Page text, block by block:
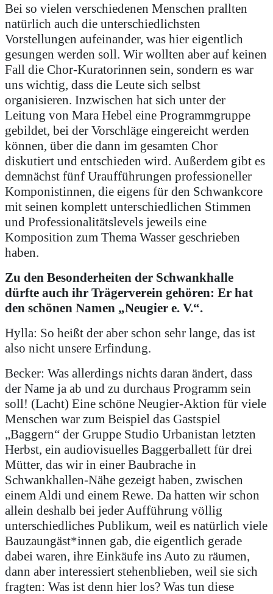
Bei so vielen verschiedenen Menschen prallten
natürlich auch die unterschiedlichsten
Vorstellungen aufeinander, was hier eigentlich
gesungen werden soll. Wir wollten aber auf keinen
Fall die Chor-Kuratorinnen sein, sondern es war
uns wichtig, dass die Leute sich selbst
organisieren. Inzwischen hat sich unter der
Leitung von Mara Hebel eine Programmgruppe
gebildet, bei der Vorschläge eingereicht werden
können, über die dann im gesamten Chor
diskutiert und entschieden wird. Außerdem gibt es
demnächst fünf Uraufführungen professioneller
Komponistinnen, die eigens für den Schwankcore
mit seinen komplett unterschiedlichen Stimmen
und Professionalitätslevels jeweils eine
Komposition zum Thema Wasser geschrieben
haben.
Zu den Besonderheiten der Schwankhalle
dürfte auch ihr Trägerverein gehören: Er hat
den schönen Namen „Neugier e. V.“.
Hylla: So heißt der aber schon sehr lange, das ist
also nicht unsere Erfindung.
Becker: Was allerdings nichts daran ändert, dass
der Name ja ab und zu durchaus Programm sein
soll! (Lacht) Eine schöne Neugier-Aktion für viele
Menschen war zum Beispiel das Gastspiel
„Baggern“ der Gruppe Studio Urbanistan letzten
Herbst, ein audiovisuelles Baggerballett für drei
Mütter, das wir in einer Baubrache in
Schwankhallen-Nähe gezeigt haben, zwischen
einem Aldi und einem Rewe. Da hatten wir schon
allein deshalb bei jeder Aufführung völlig
unterschiedliches Publikum, weil es natürlich viele
Bauzaungäst*innen gab, die eigentlich gerade
dabei waren, ihre Einkäufe ins Auto zu räumen,
dann aber interessiert stehenblieben, weil sie sich
fragten: Was ist denn hier los? Was tun diese